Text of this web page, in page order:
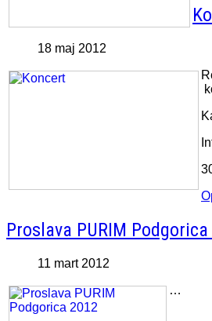
18 maj 2012
Proslava PURIM
11 mart 2012
…